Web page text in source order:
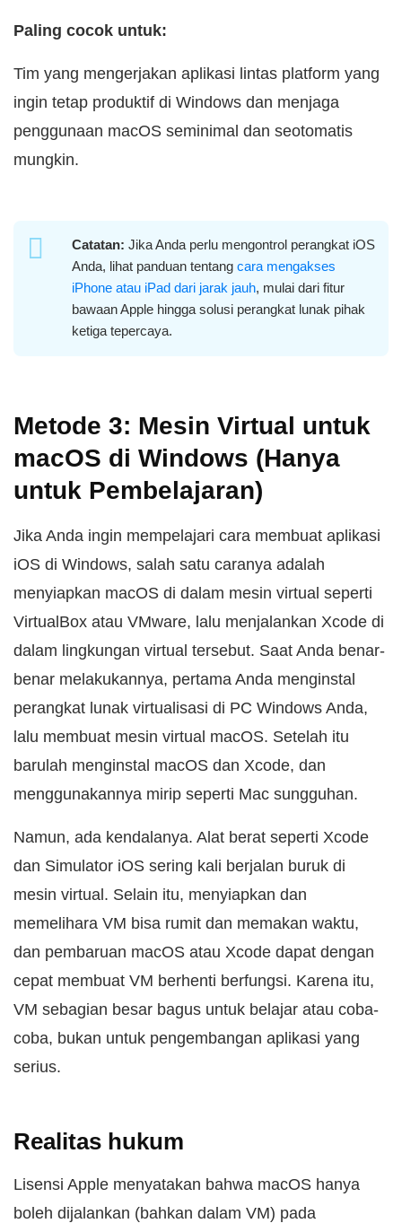
Paling cocok untuk:
Tim yang mengerjakan aplikasi lintas platform yang
ingin tetap produktif di Windows dan menjaga
penggunaan macOS seminimal dan seotomatis
mungkin.
Catatan: Jika Anda perlu mengontrol perangkat iOS
Anda, lihat panduan tentang cara mengakses
iPhone atau iPad dari jarak jauh, mulai dari fitur
bawaan Apple hingga solusi perangkat lunak pihak
ketiga tepercaya.
Metode 3: Mesin Virtual untuk
macOS di Windows (Hanya
untuk Pembelajaran)
Jika Anda ingin mempelajari cara membuat aplikasi
iOS di Windows, salah satu caranya adalah
menyiapkan macOS di dalam mesin virtual seperti
VirtualBox atau VMware, lalu menjalankan Xcode di
dalam lingkungan virtual tersebut. Saat Anda benar-
benar melakukannya, pertama Anda menginstal
perangkat lunak virtualisasi di PC Windows Anda,
lalu membuat mesin virtual macOS. Setelah itu
barulah menginstal macOS dan Xcode, dan
menggunakannya mirip seperti Mac sungguhan.
Namun, ada kendalanya. Alat berat seperti Xcode
dan Simulator iOS sering kali berjalan buruk di
mesin virtual. Selain itu, menyiapkan dan
memelihara VM bisa rumit dan memakan waktu,
dan pembaruan macOS atau Xcode dapat dengan
cepat membuat VM berhenti berfungsi. Karena itu,
VM sebagian besar bagus untuk belajar atau coba-
coba, bukan untuk pengembangan aplikasi yang
serius.
Realitas hukum
Lisensi Apple menyatakan bahwa macOS hanya
boleh dijalankan (bahkan dalam VM) pada